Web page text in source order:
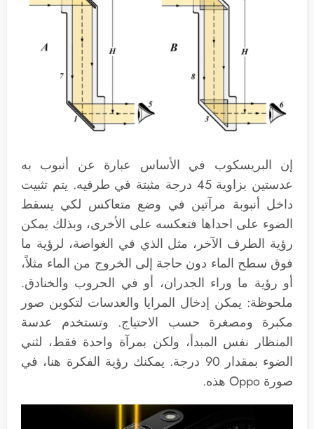
إن البريسكوب في الأساس عبارة عن أنبوب به
عدستين بزاوية 45 درجة مثبتة في طرفيه. يتم تثبيت
داخل أنبوبة مرآتين في وضع متعاكس لكي يسقط
الضوء على احداها فتعكسه على الأخرى، وبذلك يمكن
رؤية الطرف الآخر، مثل الذي في الغواصة، لرؤية ما
فوق سطح الماء دون حاجة إلى الخروج من الماء مثلاً،
أو رؤية ما وراء الجدران، أو في الحروب والخنادق.
ملحوظة: يمكن إدخال المرايا والعدسات لتكوين صور
مكبرة ومصغرة حسب الاحتياج. وتستخدم عدسة
المنظار نفس المبدأ، ولكن بمرآة واحدة فقط، لثني
الضوء بمقدار 90 درجة. يمكنك رؤية الفكرة هنا، في
صورة Oppo هذه.